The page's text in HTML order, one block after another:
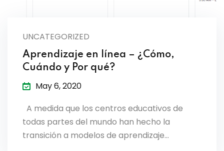
UNCATEGORIZED
Aprendizaje en línea – ¿Cómo,
Cuándo y Por qué?
May 6, 2020
A medida que los centros educativos de
todas partes del mundo han hecho la
transición a modelos de aprendizaje…